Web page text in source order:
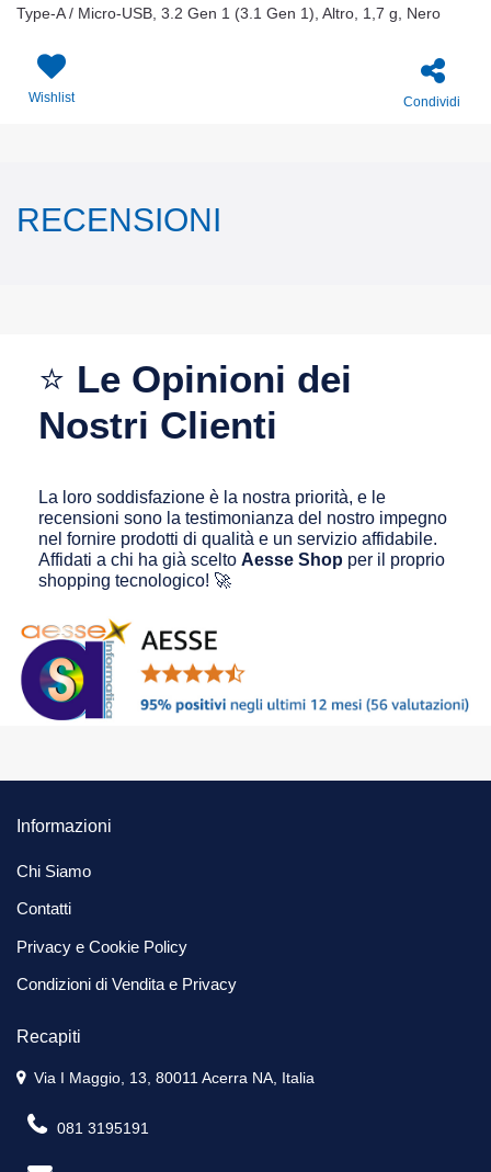
Type-A / Micro-USB, 3.2 Gen 1 (3.1 Gen 1), Altro, 1,7 g, Nero
Wishlist Condividi
RECENSIONI
⭐ Le Opinioni dei
Nostri Clienti
La loro soddisfazione è la nostra priorità, e le
recensioni sono la testimonianza del nostro impegno
nel fornire prodotti di qualità e un servizio affidabile.
Affidati a chi ha già scelto Aesse Shop per il proprio
shopping tecnologico! 🚀
Informazioni
Chi Siamo
Contatti
Privacy e Cookie Policy
Condizioni di Vendita e Privacy
Recapiti
Via I Maggio, 13, 80011 Acerra NA, Italia
081 3195191